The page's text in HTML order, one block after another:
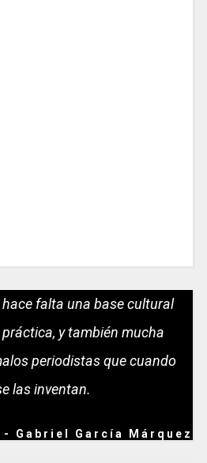
falta una base cultural
y también mucha
periodistas que cuando
las inventan.
- Gabriel García Márquez